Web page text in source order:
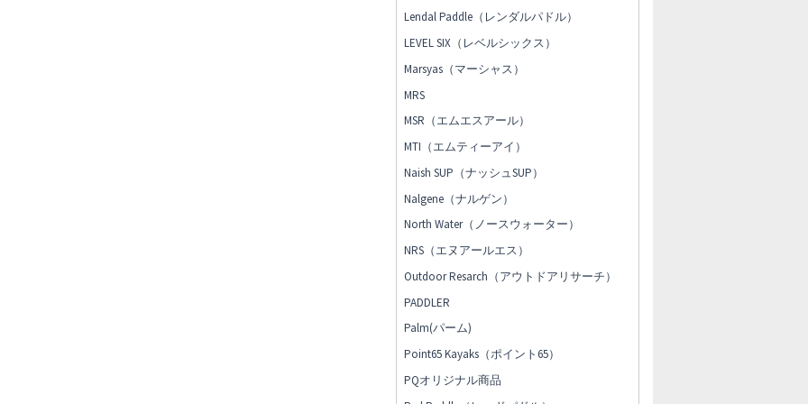
Lendal Paddle（レンダルパドル）
LEVEL SIX（レベルシックス）
Marsyas（マーシャス）
MRS
MSR（エムエスアール）
MTI（エムティーアイ）
Naish SUP（ナッシュSUP）
Nalgene（ナルゲン）
North Water（ノースウォーター）
NRS（エヌアールエス）
Outdoor Resarch（アウトドアリサーチ）
PADDLER
Palm(パーム)
Point65 Kayaks（ポイント65）
PQオリジナル商品